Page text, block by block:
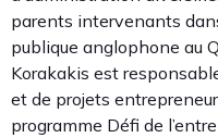
parents intervenants
publique anglophone au
Korakakis est
et de projets
programme Défi de